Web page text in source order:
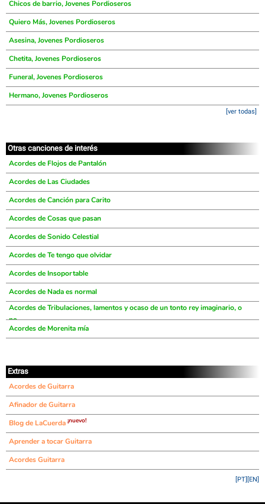
Chicos de barrio, Jovenes Pordioseros
Quiero Más, Jovenes Pordioseros
Asesina, Jovenes Pordioseros
Chetita, Jovenes Pordioseros
Funeral, Jovenes Pordioseros
Hermano, Jovenes Pordioseros
[ver todas]
Otras canciones de interés
Acordes de Flojos de Pantalón
Acordes de Las Ciudades
Acordes de Canción para Carito
Acordes de Cosas que pasan
Acordes de Sonido Celestial
Acordes de Te tengo que olvidar
Acordes de Insoportable
Acordes de Nada es normal
Acordes de Tribulaciones, lamentos y ocaso de un tonto rey imaginario, o
no
Acordes de Morenita mía
Extras
Acordes de Guitarra
Afinador de Guitarra
Blog de LaCuerda ¡nuevo!
Aprender a tocar Guitarra
Acordes Guitarra
[EN]
[PT]